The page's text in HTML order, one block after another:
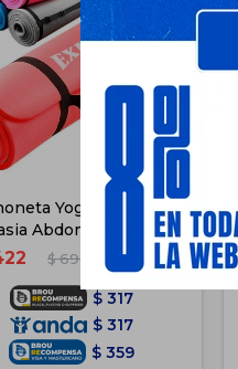
Yogamat Pilates
Abdominales 10mm
- Rojo
$ 690
$ 317
$ 317
$ 359